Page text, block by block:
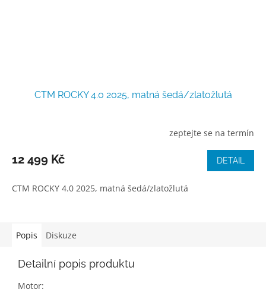
CTM ROCKY 4.0 2025, matná šedá/zlatožlutá
zeptejte se na termín
12 499 Kč DETAIL
CTM ROCKY 4.0 2025, matná šedá/zlatožlutá
Popis Diskuze
Detailní popis produktu
Motor: